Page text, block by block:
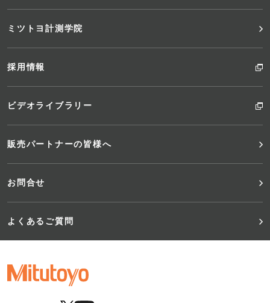
ミツトヨ計測学院
採用情報
ビデオライブラリー
販売パートナーの皆様へ
お問合せ
よくあるご質問